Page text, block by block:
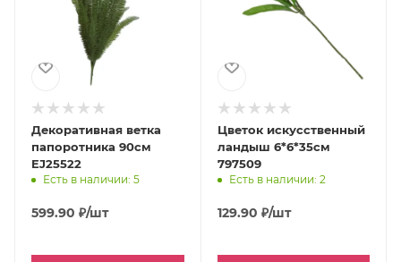
Декоративная ветка
папоротника 90см
EJ25522
Есть в наличии: 5
599.90 ₽/шт
Цветок искусственный
ландыш 6*6*35см
797509
Есть в наличии: 2
129.90 ₽/шт